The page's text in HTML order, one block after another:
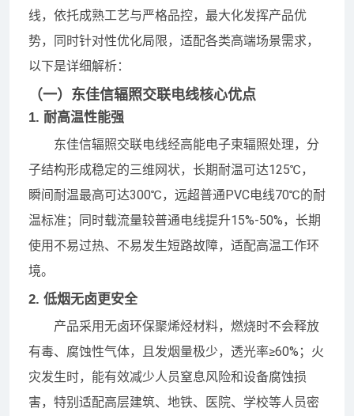
线，依托成熟工艺与严格品控，最大化发挥产品优
势，同时针对性优化局限，适配各类高端场景需求，
以下是详细解析：
（一）东佳信辐照交联电线核心优点
1. 耐高温性能强
东佳信辐照交联电线经高能电子束辐照处理，分
子结构形成稳定的三维网状，长期耐温可达125℃，
瞬间耐温最高可达300℃，远超普通PVC电线70℃的耐
温标准；同时载流量较普通电线提升15%-50%，长期
使用不易过热、不易发生短路故障，适配高温工作环
境。
2. 低烟无卤更安全
产品采用无卤环保聚烯烃材料，燃烧时不会释放
有毒、腐蚀性气体，且发烟量极少，透光率≥60%；火
灾发生时，能有效减少人员窒息风险和设备腐蚀损
害，特别适配高层建筑、地铁、医院、学校等人员密